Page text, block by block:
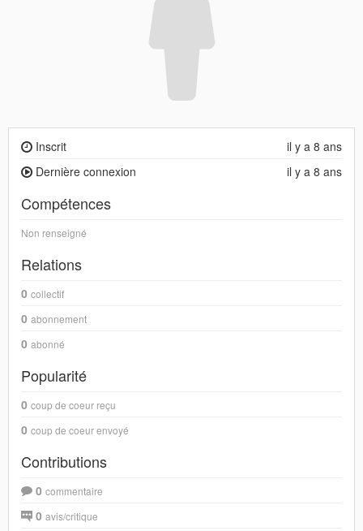
il y a 8 ans
Inscrit
il y a 8 ans
Dernière connexion
Compétences
Non renseigné
Relations
0 collectif
0 abonnement
0 abonné
Popularité
0 coup de coeur reçu
0 coup de coeur envoyé
Contributions
0 commentaire
0 avis/critique